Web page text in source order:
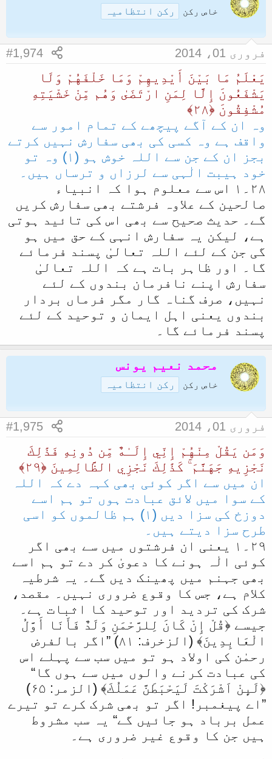
خاص رکن رکن انتظامیہ
فروری 01، 2014 #1,974
يَعْلَمُ مَا بَيْنَ أَيْدِيهِمْ وَمَا خَلْفَهُمْ وَلَا
يَشْفَعُونَ إِلَّا لِمَنِ ارْ‌تَضَىٰ وَهُم مِّنْ خَشْيَتِهِ
مُشْفِقُونَ ﴿٢٨﴾
وہ ان کے آگے پیچھے کے تمام امور سے
واقف ہے وہ کسی کی بھی سفارش نہیں کرتے
بجز ان کے جن سے اللہ خوش ہو (١) وہ تو
خود ہیبت الٰہی سے لرزاں و ترساں ہیں۔
٢٨۔١ اس سے معلوم ہوا کہ انبیاء
صالحین کے علاوہ فرشتے بھی سفارش کریں
گے۔ حدیث صحیح سے بھی اس کی تائید ہوتی
ہے، لیکن یہ سفارش انہی کے حق میں ہو
گی جن کے لئے اللہ تعالیٰ پسند فرمائے
گا۔ اور ظاہر بات ہے کہ اللہ تعالیٰ
سفارش اپنے نافرمان بندوں کے لئے
نہیں، صرف گناہ گار مگر فرماں بردار
بندوں یعنی اہل ایمان و توحید کے لئے
پسند فرمائے گا۔
محمد نعیم یونس
خاص رکن رکن انتظامیہ
فروری 01، 2014 #1,975
وَمَن يَقُلْ مِنْهُمْ إِنِّي إِلَـٰهٌ مِّن دُونِهِ فَذَٰلِكَ
نَجْزِيهِ جَهَنَّمَ ۚ كَذَٰلِكَ نَجْزِي الظَّالِمِينَ ﴿٢٩﴾
ان میں سے اگر کوئی بھی کہہ دے کہ اللہ
کے سوا میں لائق عبادت ہوں تو ہم اسے
دوزخ کی سزا دیں (١) ہم ظالموں کو اسی
طرح سزا دیتے ہیں۔
٢٩۔١ یعنی ان فرشتوں میں سے بھی اگر
کوئی الٰہ ہونے کا دعویٰ کر دے تو ہم اسے
بھی جہنم میں پھینک دیں گے۔ یہ شرطیہ
کلام ہے، جس کا وقوع ضروری نہیں۔ مقصد،
شرک کی تردید اور توحید کا اثبات ہے۔
جیسے ﴿قُلْ إِنْ كَانَ لِلرَّحْمَنِ وَلَدٌ فَأَنَا أَوَّلُ
الْعَابِدِينَ﴾ (الزخرف: ۸۱) ”اگر بالفرض
رحمٰن کی اولاد ہو تو میں سب سے پہلے اس
کی عبادت کرنے والوں میں سے ہوں گا“
﴿لَىِٕنْ اَشْرَكْتَ لَيَحْبَطَنَّ عَمَلُكَ﴾ (الزمر: ۶۵)
”اے پیغمبر! اگر تو بھی شرک کرے تو تیرے
عمل برباد ہو جائیں گے“ یہ سب مشروط
ہیں جن کا وقوع غیر ضروری ہے۔